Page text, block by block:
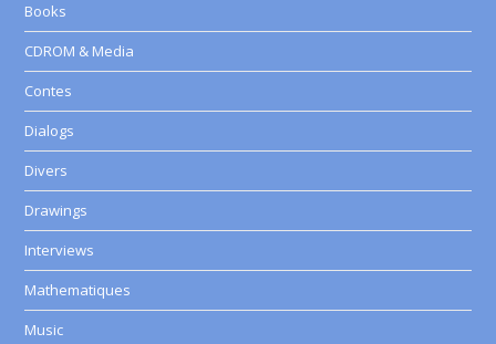
Books
CDROM & Media
Contes
Dialogs
Divers
Drawings
Interviews
Mathematiques
Music